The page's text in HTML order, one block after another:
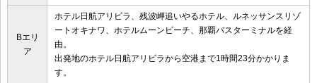
Bエリ
ア
ホテル日航アリビラ、残波岬追いやるホテル、ルネッサンスリゾ
ートオキナワ、ホテルムーンビーチ、那覇バスターミナルを経
由。
出発地のホテル日航アリビラから空港まで1時間23分かかりま
す。